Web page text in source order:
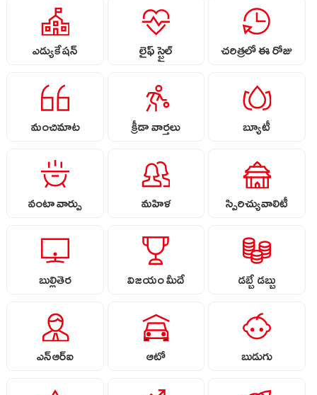
ఎడ్యుకేషన్ లైఫ్ స్టైల్ చరిత్రలో ఈ రోజు
మంచిమాట క్రీడా వార్తలు బ్యూటీ
వంటా వార్పు మహిళ స్పిరిచ్యువాలిటీ
బుల్లితెర విజయం మీదే డబ్బే డబ్బు
ఎన్ఆర్ఐ ఆటో బుడుగు